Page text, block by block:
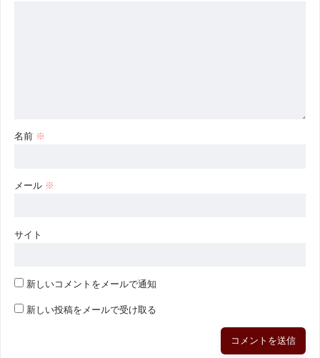
名前 ※
メール ※
サイト
新しいコメントをメールで通知
新しい投稿をメールで受け取る